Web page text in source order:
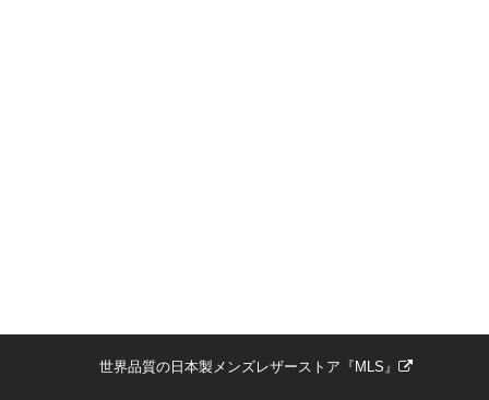
世界品質の日本製メンズレザーストア『MLS』